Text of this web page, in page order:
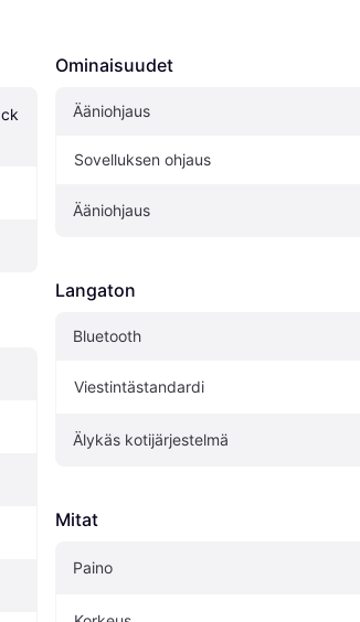
Ominaisuudet
Ääniohjaus
Sovelluksen ohjaus
Ääniohjaus
Langaton
Bluetooth
Viestintästandardi
Älykäs kotijärjestelmä
Mitat
Paino